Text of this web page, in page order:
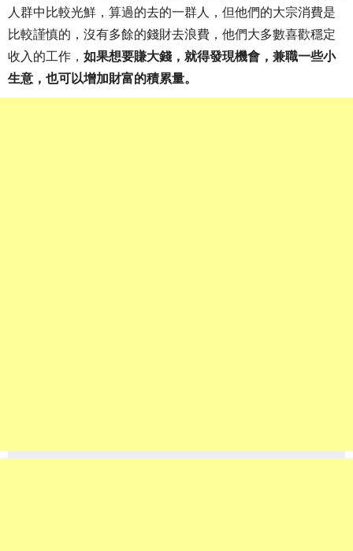
人群中比較光鮮，算過的去的一群人，但他們的大宗消費是
比較謹慎的，沒有多餘的錢財去浪費，他們大多數喜歡穩定
收入的工作， 如果想要賺大錢，就得發現機會，兼職一些小
生意，也可以增加財富的積累量。